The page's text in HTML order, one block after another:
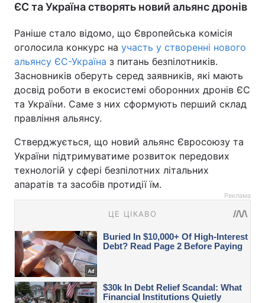
ЄС та Україна створять новий альянс дронів
Раніше стало відомо, що Європейська комісія
оголосила конкурс на участь у створенні нового
альянсу ЄС-Україна з питань безпілотників.
Засновників оберуть серед заявників, які мають
досвід роботи в екосистемі оборонних дронів ЄС
та України. Саме з них сформують перший склад
правління альянсу.
Стверджується, що новий альянс Євросоюзу та
України підтримуватиме розвиток передових
технологій у сфері безпілотних літальних
апаратів та засобів протидії їм.
Реклама